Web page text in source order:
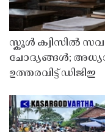
സ്കൂൾ ക്വിസിൽ
ചോദ്യങ്ങൾ;
ഉത്തരവിട്ട് ഡിജിഇ